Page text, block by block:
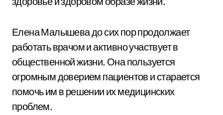
Елена Малышева до сих пор продолжает
работать врачом и активно участвует в
общественной жизни. Она пользуется
огромным доверием пациентов и старается
помочь им в решении их медицинских
проблем.